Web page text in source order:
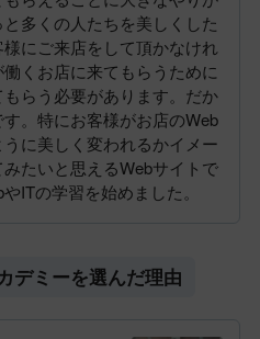
多くの人たちを美しくした
にご来店をして頂かなけれ
くお店に来てもらうために
らう必要があります。だか
。特にお客様がお店のWeb
に美しく変われるかイメー
たいと思えるWebサイトで
ITの学習を始めました。
デミーを選んだ理由